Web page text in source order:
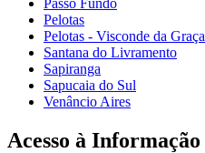
Pelotas
Pelotas - Visconde da Graça
Santana do Livramento
Sapiranga
Sapucaia do Sul
Venâncio Aires
Acesso à Informação